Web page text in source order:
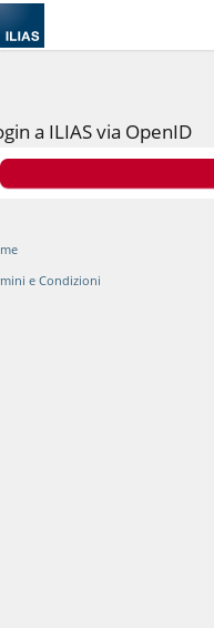
a ILIAS via OpenID
e Condizioni